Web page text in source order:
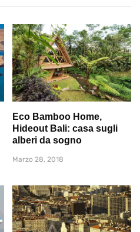
Eco Bamboo Home,
Hideout Bali: casa sugli
alberi da sogno
Marzo 28, 2018